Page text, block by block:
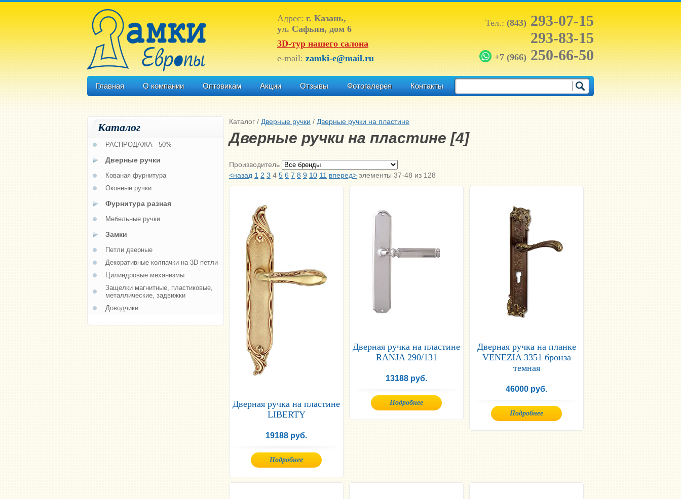
Тел.: (843)293-07-15
293-83-15
+7 (966)250-66-50
Адрес: г. Казань,
ул. Сафьян, дом 6
3D-тур нашего салона
e-mail: zamki-e@mail.ru
Главная О компании Оптовикам Акции Отзывы Фотогалерея Контакты
Каталог / Дверные ручки / Дверные ручки на пластине
Дверные ручки на пластине [4]
Производитель
<назад 1 2 3 4 5 6 7 8 9 10 11 вперед> элементы 37-48 из 128
Дверная ручка на пластине
LIBERTY
19188 руб.
Подробнее
Дверная ручка на пластине
RANJA 290/131
13188 руб.
Подробнее
Дверная ручка на планке
VENEZIA 3351 бронза
темная
46000 руб.
Подробнее
Каталог
РАСПРОДАЖА - 50%
Дверные ручки
Кованая фурнитура
Оконные ручки
Фурнитура разная
Мебельные ручки
Замки
Петли дверные
Декоративные колпачки на 3D петли
Цилиндровые механизмы
Защелки магнитные, пластиковые,
металлические, задвижки
Доводчики